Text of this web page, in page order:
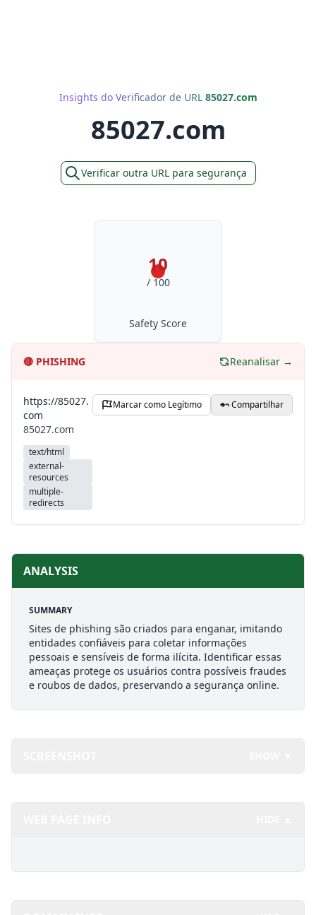
Insights do Verificador de URL 85027.com
85027.com
Verificar outra URL para segurança
10
/ 100
Safety Score
🔴 PHISHING Reanalisar →
https://85027.
com
85027.com
text/html
external-
resources
multiple-
redirects
Marcar como Legítimo Compartilhar
ANALYSIS
SUMMARY
Sites de phishing são criados para enganar, imitando
entidades confiáveis para coletar informações
pessoais e sensíveis de forma ilícita. Identificar essas
ameaças protege os usuários contra possíveis fraudes
e roubos de dados, preservando a segurança online.